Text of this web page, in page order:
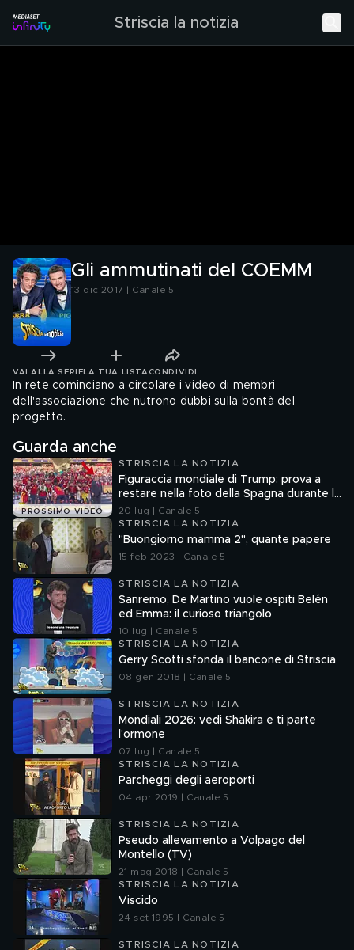
Striscia la notizia
Gli ammutinati del COEMM
13 dic 2017 | Canale 5
VAI ALLA SERIE LA TUA LISTA CONDIVIDI
In rete cominciano a circolare i video di membri
dell'associazione che nutrono dubbi sulla bontà del
progetto.
Guarda anche
PROSSIMO VIDEO
STRISCIA LA NOTIZIA
Figuraccia mondiale di Trump: prova a
restare nella foto della Spagna durante la
premiazione
20 lug | Canale 5
STRISCIA LA NOTIZIA
"Buongiorno mamma 2", quante papere
15 feb 2023 | Canale 5
STRISCIA LA NOTIZIA
Sanremo, De Martino vuole ospiti Belén
ed Emma: il curioso triangolo
10 lug | Canale 5
STRISCIA LA NOTIZIA
Gerry Scotti sfonda il bancone di Striscia
08 gen 2018 | Canale 5
STRISCIA LA NOTIZIA
Mondiali 2026: vedi Shakira e ti parte
l'ormone
07 lug | Canale 5
STRISCIA LA NOTIZIA
Parcheggi degli aeroporti
04 apr 2019 | Canale 5
STRISCIA LA NOTIZIA
Pseudo allevamento a Volpago del
Montello (TV)
21 mag 2018 | Canale 5
STRISCIA LA NOTIZIA
Viscido
24 set 1995 | Canale 5
STRISCIA LA NOTIZIA